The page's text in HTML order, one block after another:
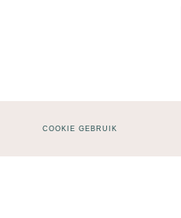
COOKIE GEBRUIK